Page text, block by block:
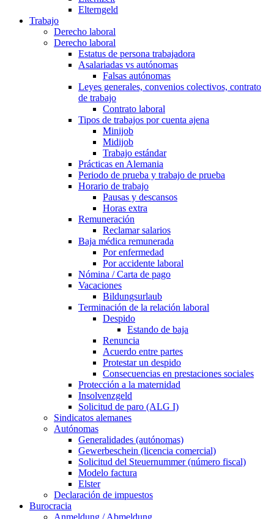
Elterngeld
Trabajo
Derecho laboral
Derecho laboral
Estatus de persona trabajadora
Asalariadas vs autónomas
Falsas autónomas
Leyes generales, convenios colectivos, contrato
de trabajo
Contrato laboral
Tipos de trabajos por cuenta ajena
Minijob
Midijob
Trabajo estándar
Prácticas en Alemania
Periodo de prueba y trabajo de prueba
Horario de trabajo
Pausas y descansos
Horas extra
Remuneración
Reclamar salarios
Baja médica remunerada
Por enfermedad
Por accidente laboral
Nómina / Carta de pago
Vacaciones
Bildungsurlaub
Terminación de la relación laboral
Despido
Estando de baja
Renuncia
Acuerdo entre partes
Protestar un despido
Consecuencias en prestaciones sociales
Protección a la maternidad
Insolvenzgeld
Solicitud de paro (ALG I)
Sindicatos alemanes
Autónomas
Generalidades (autónomas)
Gewerbeschein (licencia comercial)
Solicitud del Steuernummer (número fiscal)
Modelo factura
Elster
Declaración de impuestos
Burocracia
Anmeldung / Abmeldung